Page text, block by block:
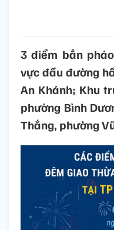
3 điểm bắn
vực đầu đường
An Khánh; Khu
phường Bình
Thắng, phường